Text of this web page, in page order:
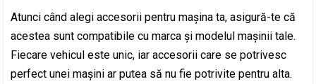
Atunci când alegi accesorii pentru mașina ta, asigură-te că
acestea sunt compatibile cu marca și modelul mașinii tale.
Fiecare vehicul este unic, iar accesorii care se potrivesc
perfect unei mașini ar putea să nu fie potrivite pentru alta.